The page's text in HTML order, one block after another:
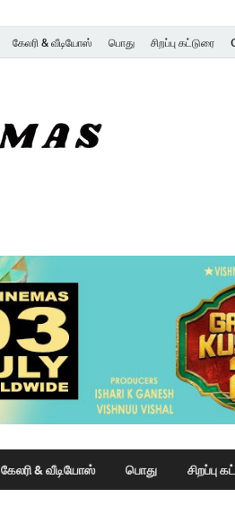
கேலரி & வீடியோஸ் பொது சிறப்பு கட்டுரை
கேலரி & வீடியோஸ் பொது சிறப்பு